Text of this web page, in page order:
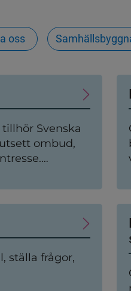
oss
Svenska
ombud,
kyrkan
sätt.
ställa frågor,